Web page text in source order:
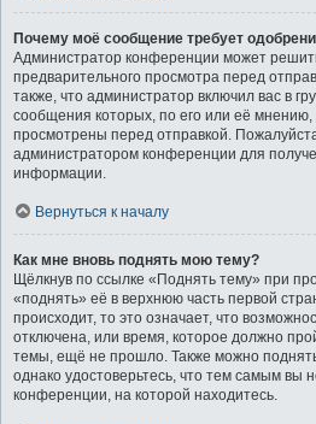
Почему моё сообщение требует
Администратор конференции может
предварительного просмотра перед
также, что администратор включил вас в
сообщения которых, по его или её
просмотрены перед отправкой.
администратором конференции для
информации.
Вернуться к началу
Как мне вновь поднять мою тему?
Щёлкнув по ссылке «Поднять тему» при
«поднять» её в верхнюю часть первой
происходит, то это означает, что
отключена, или время, которое должно
темы, ещё не прошло. Также можно
однако удостоверьтесь, что тем самым вы
конференции, на которой находитесь.